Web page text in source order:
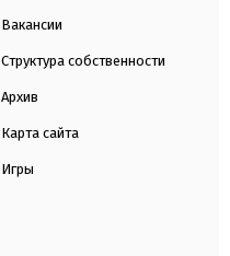
Вакансии
Структура собственности
Архив
Карта сайта
Игры